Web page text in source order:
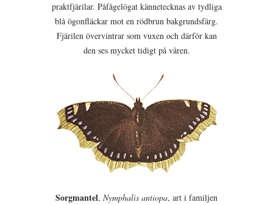
praktfjärilar. Påfågelögat kännetecknas av tydliga
blå ögonfläckar mot en rödbrun bakgrundsfärg.
Fjärilen övervintrar som vuxen och därför kan
den ses mycket tidigt på våren.
Sorgmantel, Nymphalis antiopa, art i familjen